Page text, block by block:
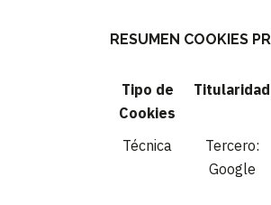
RESUMEN COOKIES
Tipo de
Cookies
Titularidad
Técnica
Tercero:
Google